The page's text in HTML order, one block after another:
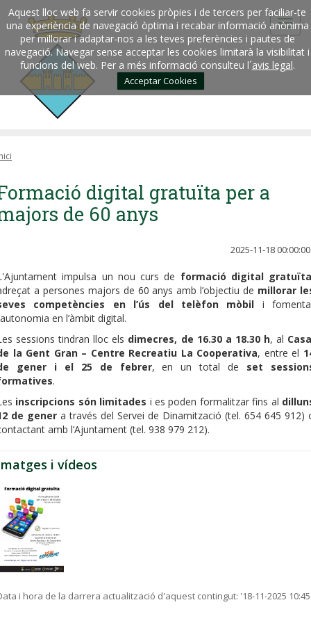
Aquest lloc web fa servir cookies pròpies i de tercers per faciliar-te
una experiència de navegació òptima i recabar informació anònima
per millorar i adaptar-nos a les teves preferències i pautes de
navegació. Navegar sense acceptar les cookies limitarà la visibilitat i
funcions del web. Per a més informació consulteu l´avis legal.
Acceptar Cookies
digital gratuïta per a
de 60 anys
2025-11-18 00:00:00
impulsa un nou curs de formació digital gratuïta
a persones majors de 60 anys amb l’objectiu de millorar
competències en l’ús del telèfon mòbil i
en l’àmbit digital.
sessions tindran lloc els dimecres, de 16.30 a 18.30 h, al
la Gent Gran – Centre Recreatiu La Cooperativa, entre el
gener i el 25 de febrer, en un total de set
.
inscripcions són limitades i es poden formalitzar fins al
de gener a través del Servei de Dinamització (tel. 654 645 912)
amb l’Ajuntament (tel. 938 979 212).
i vídeos
i hora de la darrera actualització d'aquest contingut: '18-11-2025 10:45